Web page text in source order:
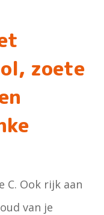
zoete
Ook rijk aan
van je